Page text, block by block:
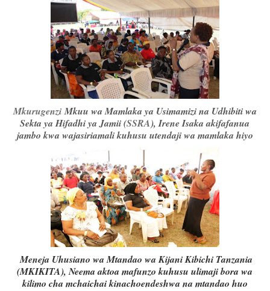
MkurugenziMkuu wa Mamlaka ya Usimamizi na Udhibiti wa
Sekta ya Hifadhi ya Jamii (SSRA), Irene Isaka akifafanua
jambo kwa wajasiriamali kuhusu utendaji wa mamlaka hiyo
Meneja Uhusiano wa Mtandao wa Kijani Kibichi Tanzania
(MKIKITA), Neema aktoa mafunzo kuhusu ulimaji bora wa
kilimo cha mchaichai kinachoendeshwa na mtandao huo